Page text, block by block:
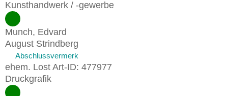
Kunsthandwerk / -gewerbe
Munch, Edvard
August Strindberg
Abschlussvermerk
ehem. Lost Art-ID: 477977
Druckgrafik